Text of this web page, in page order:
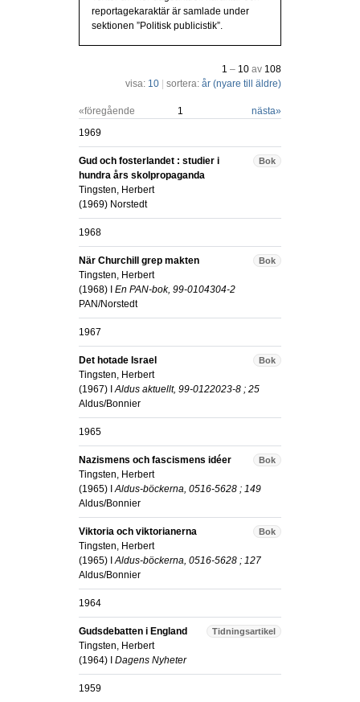
reportagekaraktär är samlade under
sektionen ”Politisk publicistik”.
1 – 10 av 108
visa: 10 sortera: år (nyare till äldre)
«föregående 1 nästa»
1969
Bok
Gud och fosterlandet : studier i
hundra års skolpropaganda
Tingsten, Herbert
(1969) Norstedt
1968
Bok
När Churchill grep makten
Tingsten, Herbert
(1968) I En PAN-bok, 99-0104304-2
PAN/Norstedt
1967
Bok
Det hotade Israel
Tingsten, Herbert
(1967) IAldus aktuellt, 99-0122023-8 ; 25
Aldus/Bonnier
1965
Bok
Nazismens och fascismens idéer
Tingsten, Herbert
(1965) IAldus-böckerna, 0516-5628 ; 149
Aldus/Bonnier
Bok
Viktoria och viktorianerna
Tingsten, Herbert
(1965) IAldus-böckerna, 0516-5628 ; 127
Aldus/Bonnier
1964
Tidningsartikel
Gudsdebatten i England
Tingsten, Herbert
(1964) I Dagens Nyheter
1959